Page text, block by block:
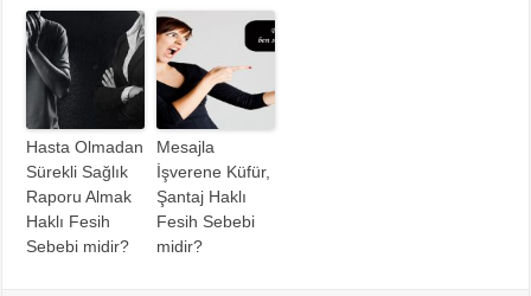
Hasta Olmadan
Sürekli Sağlık
Raporu Almak
Haklı Fesih
Sebebi midir?
Mesajla
İşverene Küfür,
Şantaj Haklı
Fesih Sebebi
midir?